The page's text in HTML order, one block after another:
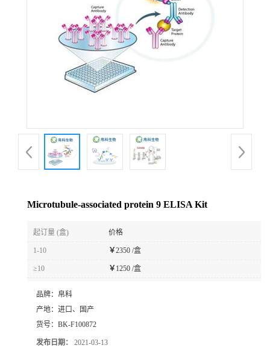
Microtubule-associated protein 9 ELISA Kit
起订量 (盒) 价格
1-10 ￥2350 /盒
≥10 ￥ 1250 /盒
品牌： 帛科
产地： 进口、国产
货号： BK-F100872
发布日期： 2021-03-13